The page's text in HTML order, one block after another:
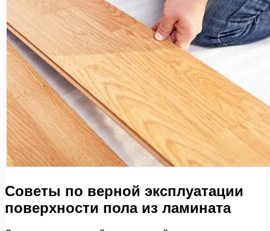
Советы по верной эксплуатации
поверхности пола из ламината